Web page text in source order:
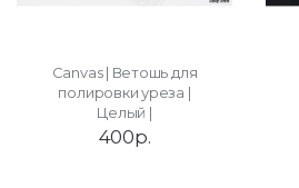
Canvas | Ветошь для
полировки уреза |
Целый |
400р.